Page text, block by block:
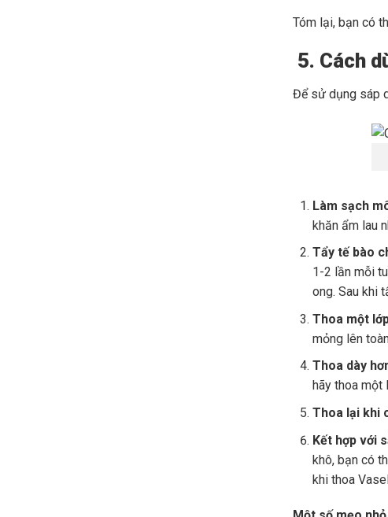
Tóm lại, bạn có
5. Cách
Để sử dụng sáp
Làm sạch
khăn ẩm lau
Tẩy tế bào
1-2 lần mỗi
ong. Sau khi
Thoa một
mỏng lên
Thoa dày
hãy thoa
Thoa lại khi
Kết hợp với
khô, bạn có
khi thoa